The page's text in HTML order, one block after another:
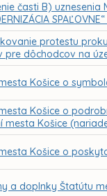
časti B) uznesenia
protestu
pre dôchodcov na
Košice o
Košice o
mesta Košice
Košice o
a doplnky Štatútu